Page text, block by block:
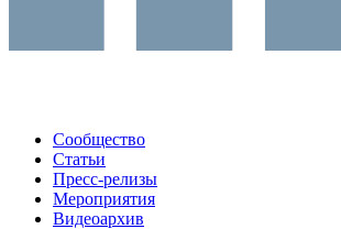
Сообщество
Статьи
Пресс-релизы
Мероприятия
Видеоархив